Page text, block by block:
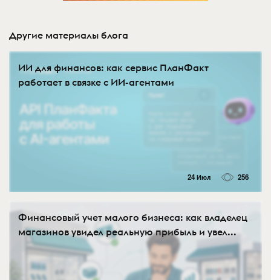
Другие материалы блога
ИИ для финансов: как сервис ПланФакт
работает в связке с ИИ-агентами
24 Июл 256
Финансовый учет малого бизнеса: как владелец
магазинов увидел реальную прибыль и увел...